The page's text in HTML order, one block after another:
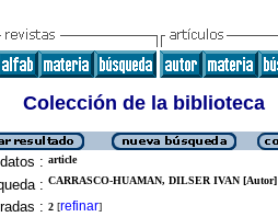
Colección de la biblioteca
: article
: CARRASCO-HUAMAN, DILSER IVAN [Autor]
: 2 [refinar]